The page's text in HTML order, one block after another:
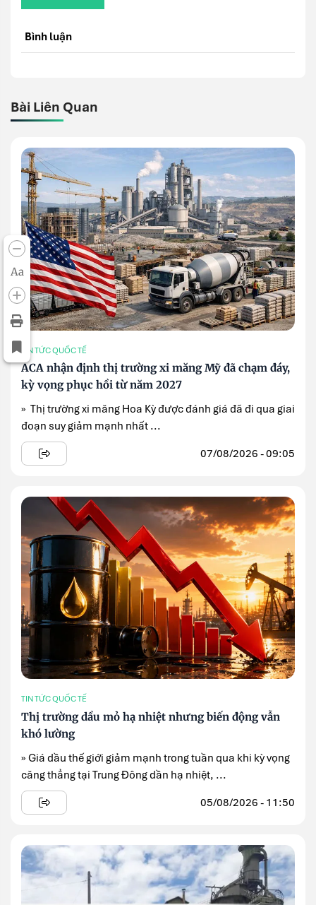
Aa
Bình luận
Bài Liên Quan
TIN TỨC QUỐC TẾ
ACA nhận định thị trường xi măng Mỹ đã chạm đáy,
kỳ vọng phục hồi từ năm 2027
» Thị trường xi măng Hoa Kỳ được đánh giá đã đi qua giai
đoạn suy giảm mạnh nhất ...
07/08/2026 - 09:05
TIN TỨC QUỐC TẾ
Thị trường dầu mỏ hạ nhiệt nhưng biến động vẫn
khó lường
» Giá dầu thế giới giảm mạnh trong tuần qua khi kỳ vọng
căng thẳng tại Trung Đông dần hạ nhiệt, ...
05/08/2026 - 11:50